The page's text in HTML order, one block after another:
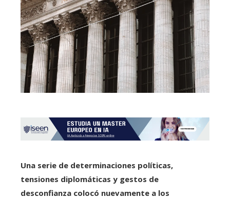
Una serie de determinaciones políticas,
tensiones diplomáticas y gestos de
desconfianza colocó nuevamente a los